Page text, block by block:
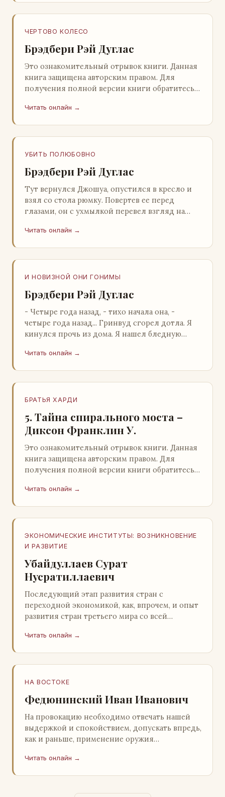
ЧЕРТОВО КОЛЕСО
Брэдбери Рэй Дуглас
Это ознакомительный отрывок книги. Данная
книга защищена авторским правом. Для
получения полной версии книги обратитесь к
легального ко…
Читать онлайн →
УБИТЬ ПОЛЮБОВНО
Брэдбери Рэй Дуглас
Тут вернулся Джошуа, опустился в кресло и
взял со стола рюмку. Повертев ее перед
глазами, он с ухмылкой перевел взгляд на
видом с…
Читать онлайн →
И НОВИЗНОЙ ОНИ ГОНИМЫ
Брэдбери Рэй Дуглас
- Четыре года назад, - тихо начала она, -
четыре года назад... Гринвуд сгорел дотла. Я
кинулся прочь из дома. Я нашел бледную
Читать онлайн →
БРАТЬЯ ХАРДИ
5. Тайна спирального моста –
Диксон Франклин У.
Это ознакомительный отрывок книги. Данная
книга защищена авторским правом. Для
получения полной версии книги обратитесь к
легального ко…
Читать онлайн →
ЭКОНОМИЧЕСКИЕ ИНСТИТУТЫ: ВОЗНИКНОВЕНИЕ
И РАЗВИТИЕ
Убайдуллаев Сурат
Нусратиллаевич
Последующий этап развития стран с
переходной экономикой, как, впрочем, и опыт
развития стран третьего мира со всей
ошибочность такого предс…
Читать онлайн →
НА ВОСТОКЕ
Федюнинский Иван Иванович
На провокацию необходимо отвечать нашей
выдержкой и спокойствием, допускать впредь,
как и раньше, применение оружия
самообороны о…
Читать онлайн →